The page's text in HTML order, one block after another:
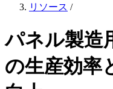
リソース /
パネル製造
の生産効率